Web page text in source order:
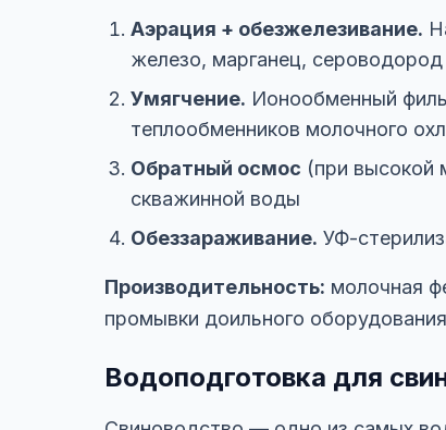
Аэрация + обезжелезивание.
железо, марганец, сероводород
Умягчение. Ионообменный
теплообменников молочного
Обратный осмос (при высокой
скважинной воды
Обеззараживание. УФ-
Производительность: молочная
промывки доильного
Водоподготовка для